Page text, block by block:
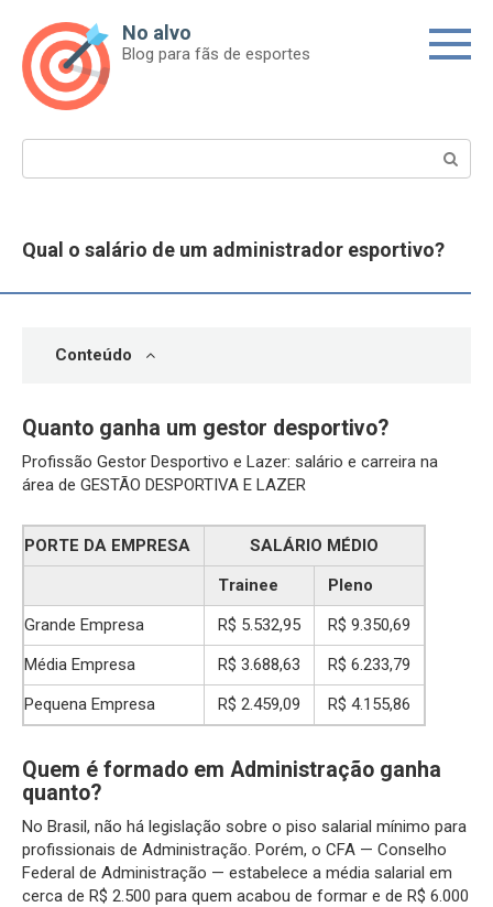
content
No alvo
Blog para fãs de esportes
Qual o salário de um administrador esportivo?
Conteúdo
Quanto ganha um gestor desportivo?
Profissão Gestor Desportivo e Lazer: salário e carreira na
área de GESTÃO DESPORTIVA E LAZER
PORTE DA EMPRESA
SALÁRIO MÉDIO
Trainee
Pleno
Grande Empresa
R$ 5.532,95
R$ 9.350,69
Média Empresa
R$ 3.688,63
R$ 6.233,79
Pequena Empresa
R$ 2.459,09 R$ 4.155,86
Quem é formado em Administração ganha
quanto?
No Brasil, não há legislação sobre o piso salarial mínimo para
profissionais de Administração. Porém, o CFA — Conselho
Federal de Administração — estabelece a média salarial em
cerca de R$ 2.500 para quem acabou de formar e de R$ 6.000